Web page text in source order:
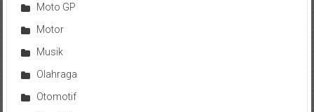
Moto GP
Motor
Musik
Olahraga
Otomotif